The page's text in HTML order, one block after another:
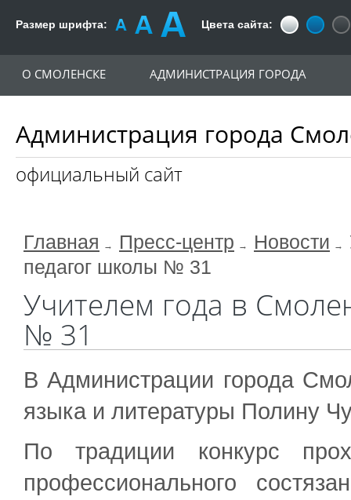
Размер шрифта: Цвета сайта:
Администрация города
официальный сайт
О СМОЛЕНСКЕ АДМИНИСТРАЦИЯ ГОРОДА
Главная Пресс-центр Новости
педагог школы № 31
Учителем года в
№ 31
В Администрации города
языка и литературы Полину
По традиции конкурс
профессионального